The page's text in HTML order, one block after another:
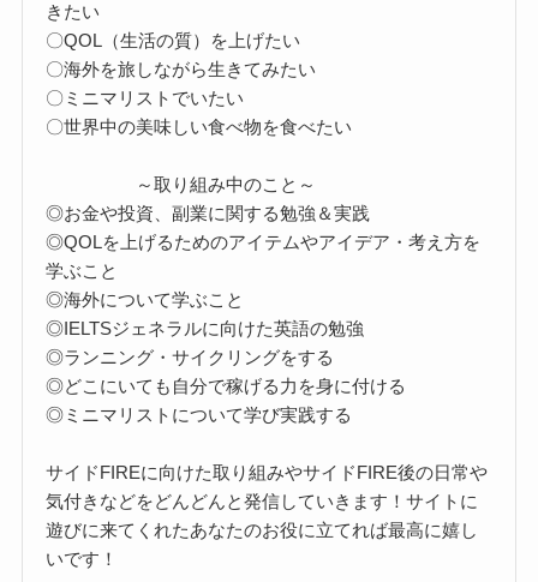
きたい
〇QOL（生活の質）を上げたい
〇海外を旅しながら生きてみたい
〇ミニマリストでいたい
〇世界中の美味しい食べ物を食べたい
～取り組み中のこと～
◎お金や投資、副業に関する勉強＆実践
◎QOLを上げるためのアイテムやアイデア・考え方を
学ぶこと
◎海外について学ぶこと
◎IELTSジェネラルに向けた英語の勉強
◎ランニング・サイクリングをする
◎どこにいても自分で稼げる力を身に付ける
◎ミニマリストについて学び実践する
サイドFIREに向けた取り組みやサイドFIRE後の日常や
気付きなどをどんどんと発信していきます！サイトに
遊びに来てくれたあなたのお役に立てれば最高に嬉し
いです！